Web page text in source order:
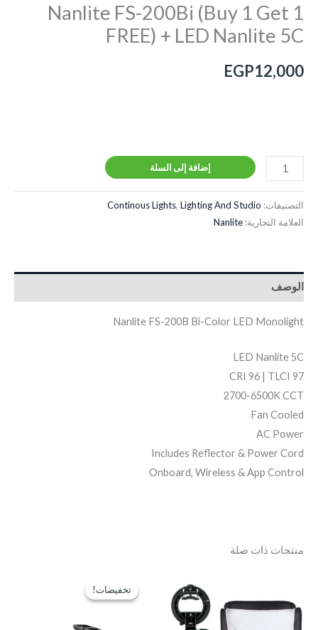
Nanlite FS-200Bi (Buy 1 Get 1
FREE) + LED Nanlite 5C
EGP12,000
إضافة إلى السلة
التصنيفات: Continous Lights, Lighting And Studio
العلامة التجارية: Nanlite
الوصف
Nanlite FS-200B Bi-Color LED Monolight
LED Nanlite 5C
CRI 96 | TLCI 97
2700-6500K CCT
Fan Cooled
AC Power
Includes Reflector & Power Cord
Onboard, Wireless & App Control
منتجات ذات صلة
تخفيضات!
تخفيضات!